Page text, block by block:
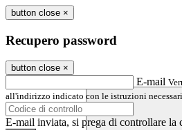
button close ×
Recupero password
button close ×
E-mail
all'indirizzo indicato con le istruzioni
E-mail inviata, si prega di controllare la